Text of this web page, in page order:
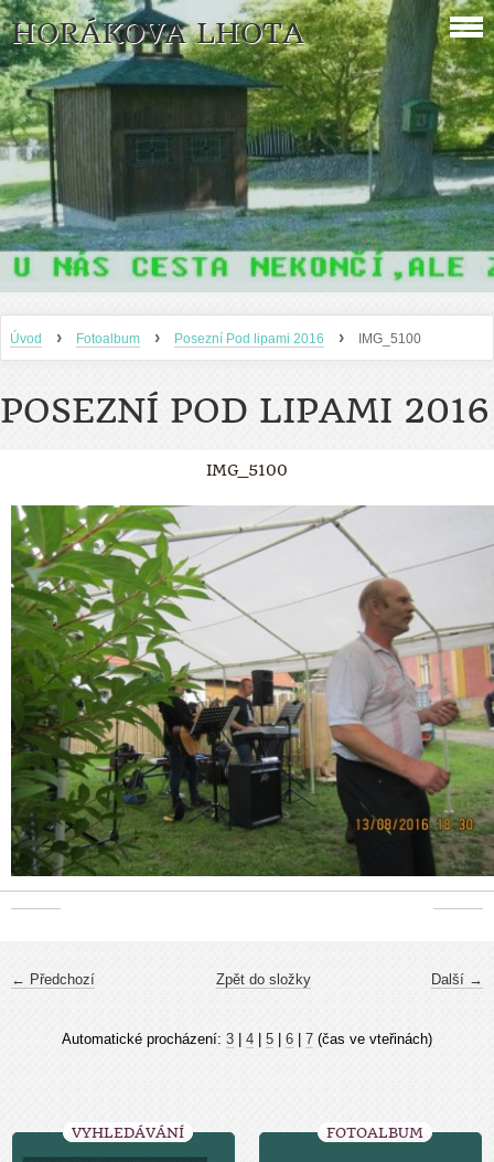
HORÁKOVA LHOTA
Úvod › Fotoalbum › Posezní Pod lipami 2016 › IMG_5100
POSEZNÍ POD LIPAMI 2016
IMG_5100
← Předchozí Další →
Zpět do složky
Automatické procházení: 3 4 5 6 7 (čas ve vteřinách)
VYHLEDÁVÁNÍ FOTOALBUM